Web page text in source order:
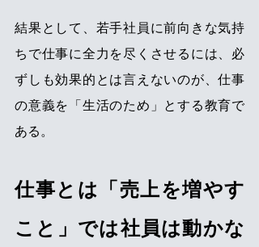
結果として、若手社員に前向きな気持
ちで仕事に全力を尽くさせるには、必
ずしも効果的とは言えないのが、仕事
の意義を「生活のため」とする教育で
ある。
仕事とは「売上を増やす
こと」では社員は動かな